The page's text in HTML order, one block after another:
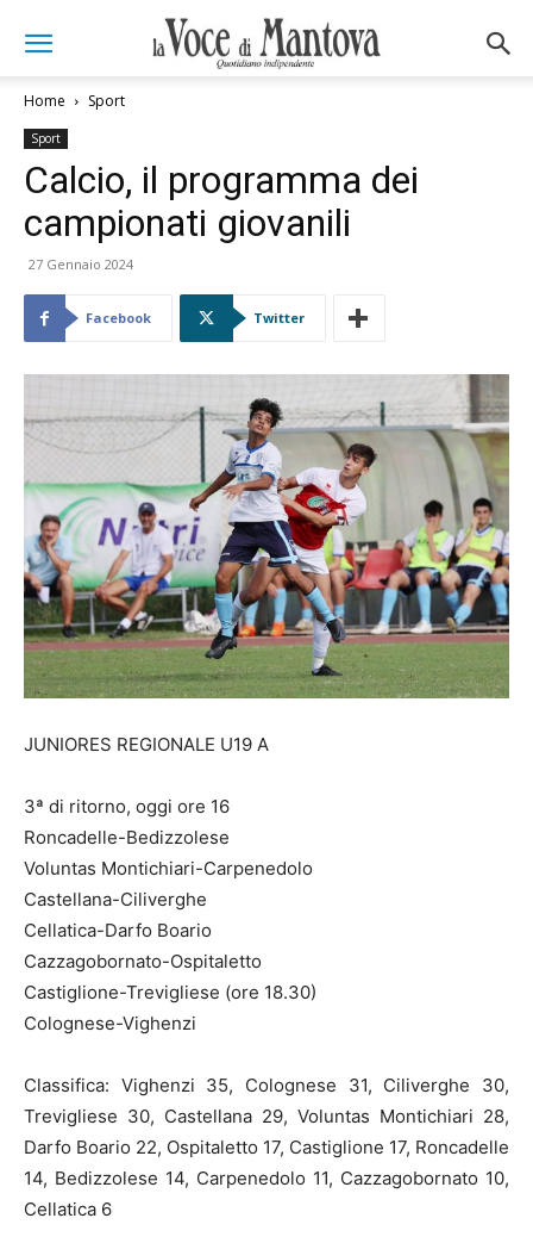
Home Sport
Sport
Calcio, il programma dei
campionati giovanili
27 Gennaio 2024
Facebook Twitter
JUNIORES REGIONALE U19 A
3ª di ritorno, oggi ore 16
Roncadelle-Bedizzolese
Voluntas Montichiari-Carpenedolo
Castellana-Ciliverghe
Cellatica-Darfo Boario
Cazzagobornato-Ospitaletto
Castiglione-Trevigliese (ore 18.30)
Colognese-Vighenzi
Classifica: Vighenzi 35, Colognese 31, Ciliverghe 30,
Trevigliese 30, Castellana 29, Voluntas Montichiari 28,
Darfo Boario 22, Ospitaletto 17, Castiglione 17, Roncadelle
14, Bedizzolese 14, Carpenedolo 11, Cazzagobornato 10,
Cellatica 6